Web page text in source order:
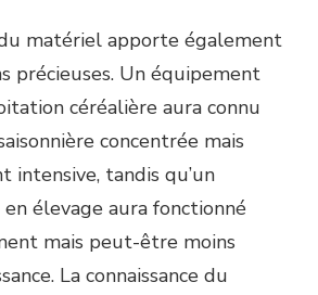
matériel apporte également
précieuses. Un équipement
céréalière aura connu
concentrée mais
tandis qu’un
élevage aura fonctionné
mais peut-être moins
La connaissance du